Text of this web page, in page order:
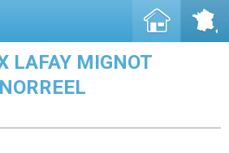
LAFAY MIGNOT